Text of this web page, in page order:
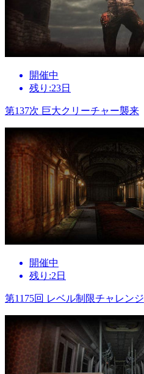
開催中
残り:23日
第137次 巨大クリーチャー襲来
開催中
残り:2日
第1175回 レベル制限チャレンジ